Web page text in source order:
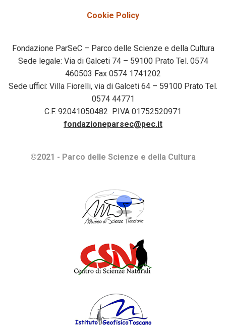
Cookie Policy
Fondazione ParSeC – Parco delle Scienze e della Cultura
Sede legale: Via di Galceti 74 – 59100 Prato Tel. 0574
460503 Fax 0574 1741202
Sede uffici: Villa Fiorelli, via di Galceti 64 – 59100 Prato Tel.
0574 44771
C.F. 92041050482 P.IVA 01752520971
fondazioneparsec@pec.it
©2021 - Parco delle Scienze e della Cultura